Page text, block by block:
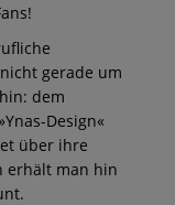
gerade um
dem
Design«
über ihre
erhält man hin